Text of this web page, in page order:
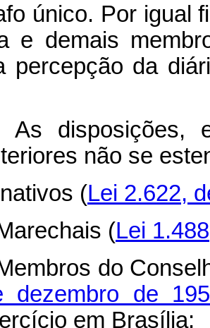
único. Por igual
e demais
percepção da
As disposições,
não se
(Lei 2.622,
(Lei
do
dezembro de
em Brasília;